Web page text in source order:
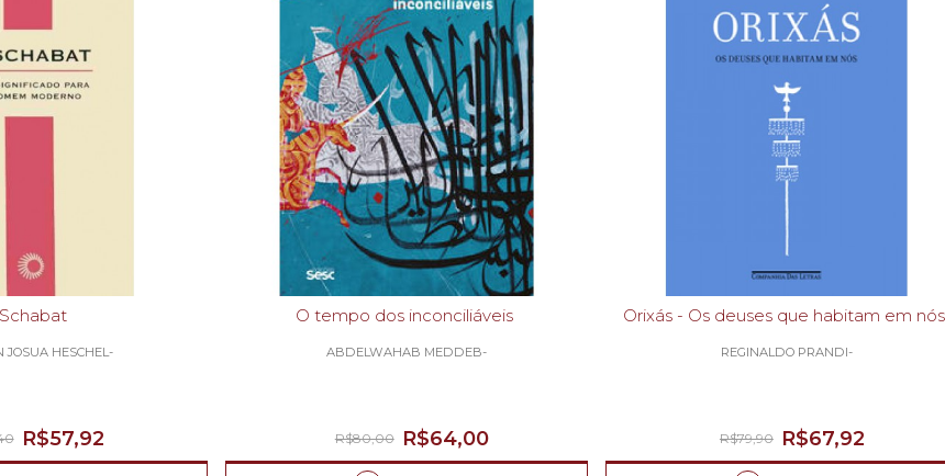
JOSUA HESCHEL-
R$57,92
O tempo dos inconciliáveis
ABDELWAHAB MEDDEB-
R$64,00
R$80,00
Orixás - Os deuses que habitam em
REGINALDO PRANDI-
R$67,92
R$79,90